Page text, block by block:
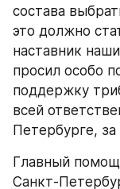
состава
это должно
наставник
просил особо
поддержку
всей
Петербурге,
Главный
Санкт-